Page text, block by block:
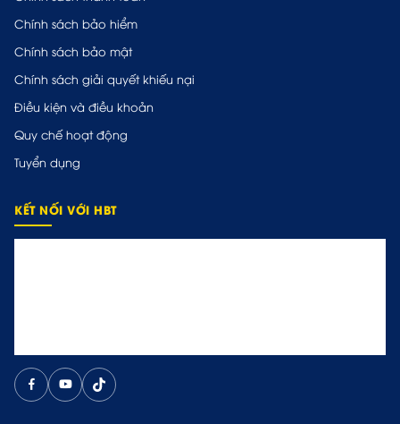
Chính sách bảo hiểm
Chính sách bảo mật
Chính sách giải quyết khiếu nại
Điều kiện và điều khoản
Quy chế hoạt động
Tuyển dụng
KẾT NỐI VỚI HBT